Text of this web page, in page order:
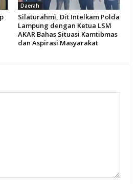
Daerah
Silaturahmi, Dit Intelkam Polda
Lampung dengan Ketua LSM
AKAR Bahas Situasi Kamtibmas
dan Aspirasi Masyarakat